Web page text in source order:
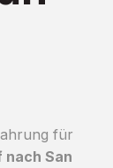
für
nach San